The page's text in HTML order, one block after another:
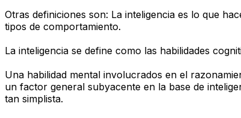
Otras definiciones son: La inteligencia es lo que
tipos de comportamiento.
La inteligencia se define como las habilidades
Una habilidad mental involucrados en el
un factor general subyacente en la base de
tan simplista.